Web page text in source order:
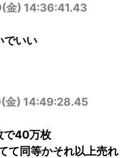
金) 14:36:41.43
でいい
金) 14:49:28.45
で40万枚
て同等かそれ以上売れ